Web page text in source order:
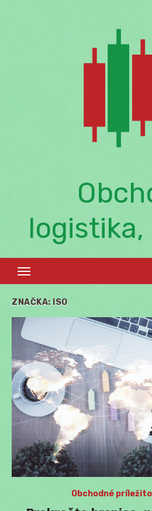
logistika,
ZNAČKA: ISO
Obchodné